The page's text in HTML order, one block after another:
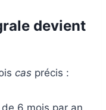
devient
cas précis :